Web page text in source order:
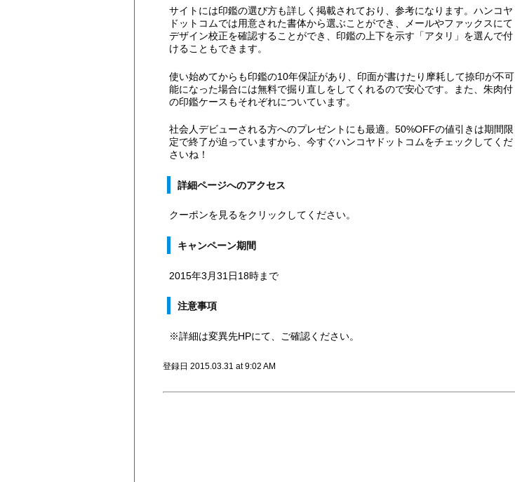
サイトには印鑑の選び方も詳しく掲載されており、参考になります。ハンコヤ
ドットコムでは用意された書体から選ぶことができ、メールやファックスにて
デザイン校正を確認することができ、印鑑の上下を示す「アタリ」を選んで付
けることもできます。
使い始めてからも印鑑の10年保証があり、印面が書けたり摩耗して捺印が不可
能になった場合には無料で掘り直しをしてくれるので安心です。また、朱肉付
の印鑑ケースもそれぞれについています。
社会人デビューされる方へのプレゼントにも最適。50%OFFの値引きは期間限
定で終了が迫っていますから、今すぐハンコヤドットコムをチェックしてくだ
さいね！
詳細ページへのアクセス
クーポンを見るをクリックしてください。
キャンペーン期間
2015年3月31日18時まで
注意事項
※詳細は変異先HPにて、ご確認ください。
登録日 2015.03.31 at 9:02 AM